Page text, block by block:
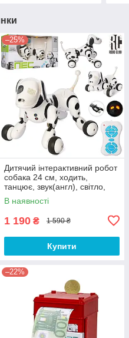
–25%
Дитячий інтерактивний робот
собака 24 см, ходить,
танцює, звук(англ), світло,
USВ зарядне, з пультом
керування
В наявності
1 190 ₴ 1 590 ₴
Купити
–22%